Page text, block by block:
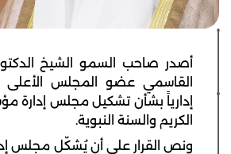
أصدر صاحب السمو الشيخ
القاسمي عضو المجلس الأعلى
إدارياً بشأن تشكيل مجلس إدارة
الكريم والسنة النبوية.
ونص القرار على أن يُشكّل مجلس